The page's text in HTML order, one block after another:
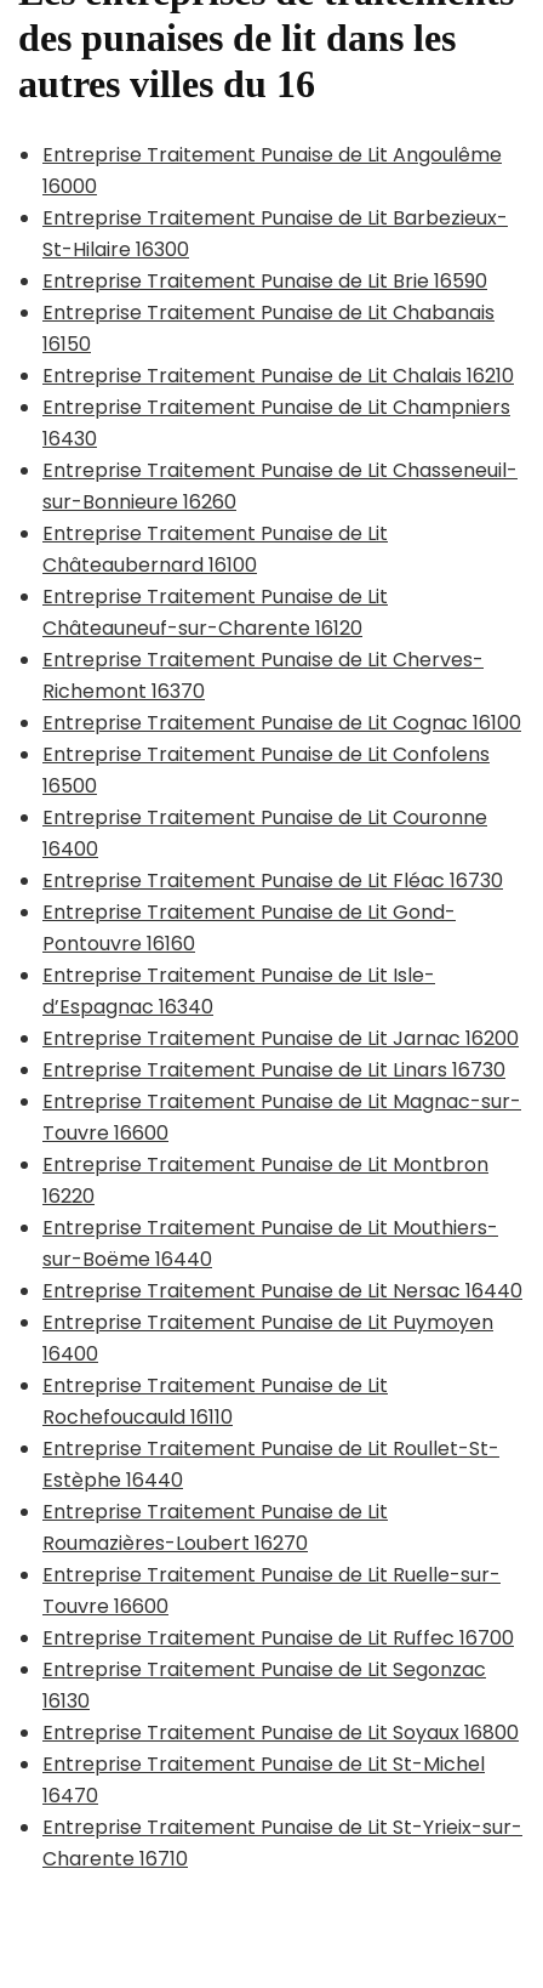
des punaises de lit dans les
autres villes du 16
Entreprise Traitement Punaise de Lit Angoulême
16000
Entreprise Traitement Punaise de Lit Barbezieux-
St-Hilaire 16300
Entreprise Traitement Punaise de Lit Brie 16590
Entreprise Traitement Punaise de Lit Chabanais
16150
Entreprise Traitement Punaise de Lit Chalais 16210
Entreprise Traitement Punaise de Lit Champniers
16430
Entreprise Traitement Punaise de Lit Chasseneuil-
sur-Bonnieure 16260
Entreprise Traitement Punaise de Lit
Châteaubernard 16100
Entreprise Traitement Punaise de Lit
Châteauneuf-sur-Charente 16120
Entreprise Traitement Punaise de Lit Cherves-
Richemont 16370
Entreprise Traitement Punaise de Lit Cognac 16100
Entreprise Traitement Punaise de Lit Confolens
16500
Entreprise Traitement Punaise de Lit Couronne
16400
Entreprise Traitement Punaise de Lit Fléac 16730
Entreprise Traitement Punaise de Lit Gond-
Pontouvre 16160
Entreprise Traitement Punaise de Lit Isle-
d’Espagnac 16340
Entreprise Traitement Punaise de Lit Jarnac 16200
Entreprise Traitement Punaise de Lit Linars 16730
Entreprise Traitement Punaise de Lit Magnac-sur-
Touvre 16600
Entreprise Traitement Punaise de Lit Montbron
16220
Entreprise Traitement Punaise de Lit Mouthiers-
sur-Boëme 16440
Entreprise Traitement Punaise de Lit Nersac 16440
Entreprise Traitement Punaise de Lit Puymoyen
16400
Entreprise Traitement Punaise de Lit
Rochefoucauld 16110
Entreprise Traitement Punaise de Lit Roullet-St-
Estèphe 16440
Entreprise Traitement Punaise de Lit
Roumazières-Loubert 16270
Entreprise Traitement Punaise de Lit Ruelle-sur-
Touvre 16600
Entreprise Traitement Punaise de Lit Ruffec 16700
Entreprise Traitement Punaise de Lit Segonzac
16130
Entreprise Traitement Punaise de Lit Soyaux 16800
Entreprise Traitement Punaise de Lit St-Michel
16470
Entreprise Traitement Punaise de Lit St-Yrieix-sur-
Charente 16710